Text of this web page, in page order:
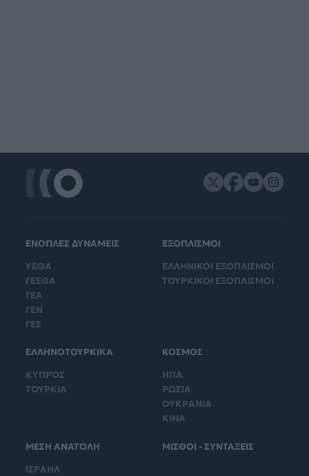
ΕΝΟΠΛΕΣ ΔΥΝΑΜΕΙΣ
ΥΕΘΑ
ΓΕΕΘΑ
ΓΕΑ
ΓΕΝ
ΓΕΣ
ΕΞΟΠΛΙΣΜΟΙ
ΕΛΛΗΝΙΚΟΙ ΕΞΟΠΛΙΣΜΟΙ
ΤΟΥΡΚΙΚΟΙ ΕΞΟΠΛΙΣΜΟΙ
ΕΛΛΗΝΟΤΟΥΡΚΙΚΑ
ΚΥΠΡΟΣ
ΤΟΥΡΚΙΑ
ΚΟΣΜΟΣ
ΗΠΑ
ΡΩΣΙΑ
ΟΥΚΡΑΝΙΑ
ΚΙΝΑ
ΜΕΣΗ ΑΝΑΤΟΛΗ
ΙΣΡΑΗΛ
ΜΙΣΘΟΙ - ΣΥΝΤΑΞΕΙΣ